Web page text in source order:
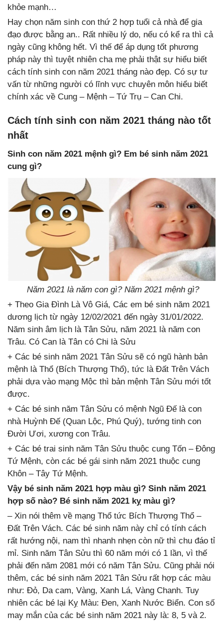
khỏe mạnh…
Hay chọn năm sinh con thứ 2 hợp tuổi cả nhà để gia
đạo được bằng an.. Rất nhiều lý do, nếu có kể ra thì cả
ngày cũng không hết. Vì thế để áp dụng tốt phương
pháp này thì tuyệt nhiên cha mẹ phải thật sự hiểu biết
cách tính sinh con năm 2021 tháng nào đẹp. Có sự tư
vấn từ những người có lĩnh vực chuyên môn hiểu biết
chính xác về Cung – Mệnh – Tứ Trụ – Can Chi.
Cách tính sinh con năm 2021 tháng nào tốt
nhất
Sinh con năm 2021 mệnh gì? Em bé sinh năm 2021
cung gì?
Năm 2021 là năm con gì? Năm 2021 mệnh gì?
+ Theo Gia Đình Là Vô Giá, Các em bé sinh năm 2021
dương lịch từ ngày 12/02/2021 đến ngày 31/01/2022.
Năm sinh âm lịch là Tân Sửu, năm 2021 là năm con
Trâu. Có Can là Tân có Chi là Sửu
+ Các bé sinh năm 2021 Tân Sửu sẽ có ngũ hành bản
mệnh là Thổ (Bích Thượng Thổ), tức là Đất Trên Vách
phải dựa vào mạng Mộc thì bản mệnh Tân Sửu mới tốt
được.
+ Các bé sinh năm Tân Sửu có mệnh Ngũ Đế là con
nhà Huỳnh Đế (Quan Lộc, Phú Quý), tướng tinh con
Đười Ươi, xương con Trâu.
+ Các bé trai sinh năm Tân Sửu thuộc cung Tốn – Đông
Tứ Mệnh, còn các bé gái sinh năm 2021 thuộc cung
Khôn – Tây Tứ Mệnh.
Vậy bé sinh năm 2021 hợp màu gì? Sinh năm 2021
hợp số nào? Bé sinh năm 2021 kỵ màu gì?
– Xin nói thêm về mạng Thổ tức Bích Thượng Thổ –
Đất Trên Vách. Các bé sinh năm này chỉ có tính cách
rất hướng nội, nam thì nhanh nhẹn còn nữ thì chu đáo tỉ
mỉ. Sinh năm Tân Sửu thì 60 năm mới có 1 lần, vì thế
phải đến năm 2081 mới có năm Tân Sửu. Cũng phải nói
thêm, các bé sinh năm 2021 Tân Sửu rất hợp các màu
như: Đỏ, Da cam, Vàng, Xanh Lá, Vàng Chanh. Tuy
nhiên các bé lại Kỵ Màu: Đen, Xanh Nước Biển. Con số
may mắn của các bé sinh năm 2021 này là: 8, 5 và 2.